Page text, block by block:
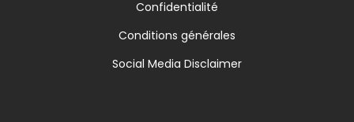
Confidentialité
Conditions générales
Social Media Disclaimer